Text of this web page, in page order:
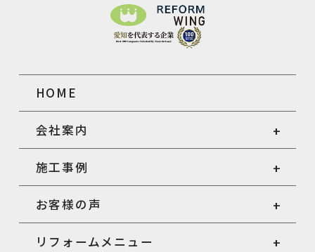
HOME
会社案内
施工事例
お客様の声
リフォームメニュー